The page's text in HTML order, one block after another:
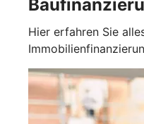
Hier erfahren Sie